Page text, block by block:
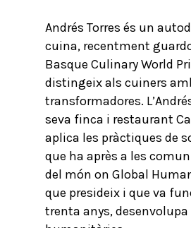
Andrés Torres és un
cuina, recentment
Basque Culinary World
distingeix als cuiners
transformadores.
seva finca i restaurant
aplica les pràctiques de
que ha après a les
del món on Global
que presideix i que va
trenta anys,